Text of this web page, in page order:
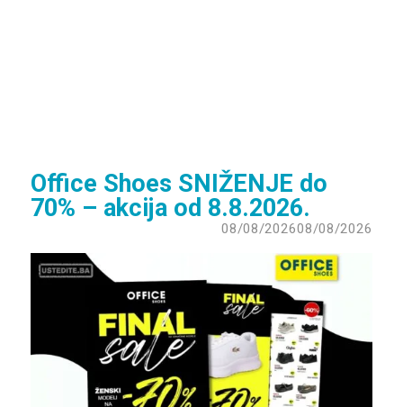
Office Shoes SNIŽENJE do
70% – akcija od 8.8.2026.
08/08/202608/08/2026